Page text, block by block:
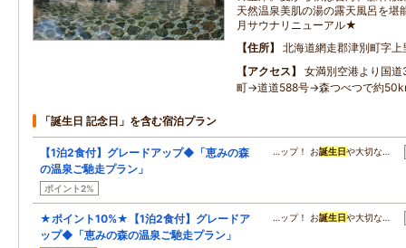
天然温泉美肌の湯の露天風呂を
月サウナリニューアル★
住所
北海道網走郡津別町字上
アクセス
女満別空港より国
町→道道588号→森つべつで約
「誕生日 記念日」を含む宿泊プラン
【1泊2食付】グレードアップ◆「恵みの森
の温泉ご馳走プラン」
ポイント2%
…ップ！ お誕生日や大切な…
★ポイント10%★【1泊2食付】グレードア
ップ◆「恵みの森の温泉ご馳走プラン」
…ップ！ お誕生日や大切な…